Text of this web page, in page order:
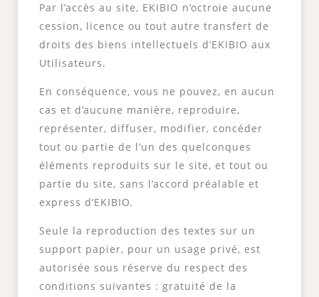
Par l’accès au site, EKIBIO n’octroie aucune
cession, licence ou tout autre transfert de
droits des biens intellectuels d’EKIBIO aux
Utilisateurs.
En conséquence, vous ne pouvez, en aucun
cas et d’aucune manière, reproduire,
représenter, diffuser, modifier, concéder
tout ou partie de l’un des quelconques
éléments reproduits sur le site, et tout ou
partie du site, sans l’accord préalable et
express d’EKIBIO.
Seule la reproduction des textes sur un
support papier, pour un usage privé, est
autorisée sous réserve du respect des
conditions suivantes : gratuité de la